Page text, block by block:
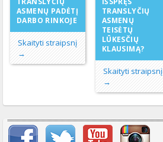
ASMENŲ PADĖTĮ
DARBO RINKOJE
Skaityti straipsnį
→
TRANSLYČIŲ
ASMENŲ
TEISĖTŲ
LŪKESČIŲ
KLAUSIMĄ?
Skaityti straipsnį
→
Svarbių įrašų meniu